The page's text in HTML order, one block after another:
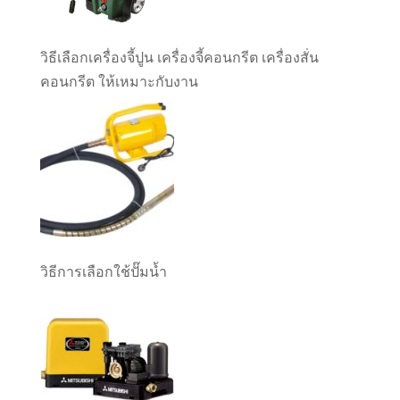
วิธีเลือกเครื่องจี้ปูน เครื่องจี้คอนกรีต เครื่องสั่น
คอนกรีต ให้เหมาะกับงาน
วิธีการเลือกใช้ปั๊มน้ำ